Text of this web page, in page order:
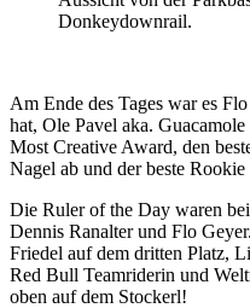
Donkeydownrail.
Am Ende des Tages war es
hat, Ole Pavel aka.
Most Creative Award, den
Nagel ab und der beste
Die Ruler of the Day waren
Dennis Ranalter und Flo
Friedel auf dem dritten Platz,
Red Bull Teamriderin und
oben auf dem Stockerl!